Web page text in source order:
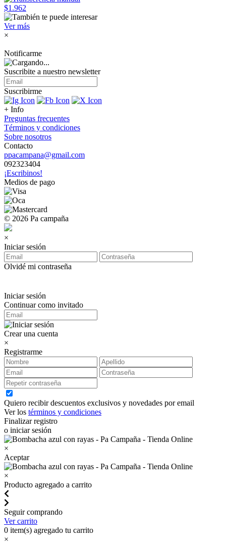
$1.962
Ver más
×
Notificarme
Suscribite a nuestro newsletter
Suscribirme
+ Info
Preguntas frecuentes
Términos y condiciones
Sobre nosotros
Contacto
ppacampana@gmail.com
092323404
¡Escribinos!
Medios de pago
© 2026 Pa campaña
×
Iniciar sesión
Olvidé mi contraseña
Iniciar sesión
Continuar como invitado
Crear una cuenta
×
Registrarme
Quiero recibir descuentos exclusivos y novedades por email
Ver los términos y condiciones
Finalizar registro
o iniciar sesión
×
Aceptar
×
Producto agregado a carrito
Seguir comprando
Ver carrito
0 item(s) agregado tu carrito
×